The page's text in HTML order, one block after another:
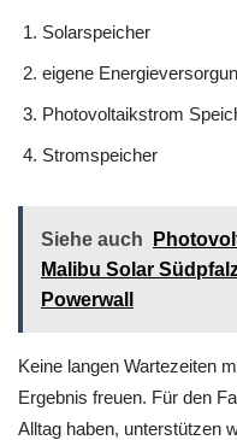
Solarspeicher
eigene
Photovoltaikstrom
Stromspeicher
Siehe auch
Malibu Solar
Powerwall
Keine langen Wartezeiten
Ergebnis freuen. Für den
Alltag haben, unterstützen